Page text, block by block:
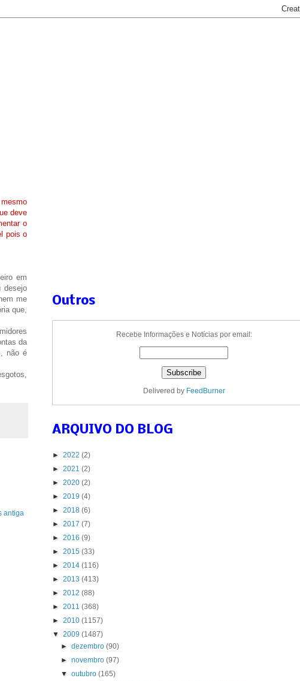
deve
o
pois o
em
desejo
me
que,
da
não é
antiga
Outros
Recebe Informações e Notícias por email:
Delivered by FeedBurner
ARQUIVO DO BLOG
► 2022 (2)
► 2021 (2)
► 2020 (2)
► 2019 (4)
► 2018 (6)
► 2017 (7)
► 2016 (9)
► 2015 (33)
► 2014 (116)
► 2013 (413)
► 2012 (88)
► 2011 (368)
► 2010 (1157)
▼ 2009 (1487)
►dezembro(90)
►novembro(97)
▼outubro(165)